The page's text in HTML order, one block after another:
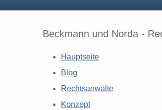
Beckmann und Norda -
Hauptseite
Blog
Rechtsanwälte
Konzept